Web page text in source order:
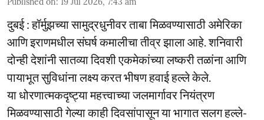
दुबई : हॉर्मुझच्या सामुद्रधुनीवर ताबा मिळवण्यासाठी अमेरिका
आणि इराणमधील संघर्ष कमालीचा तीव्र झाला आहे. शनिवारी
दोन्ही देशांनी सातव्या दिवशी एकमेकांच्या लष्करी तळांना आणि
पायाभूत सुविधांना लक्ष्य करत भीषण हवाई हल्ले केले.
या धोरणात्मकदृष्ट्या महत्त्वाच्या जलमार्गावर नियंत्रण
मिळवण्यासाठी गेल्या काही दिवसांपासून या भागात सलग हल्ले-